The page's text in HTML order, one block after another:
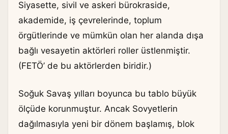
Siyasette, sivil ve askeri bürokraside,
akademide, iş çevrelerinde, toplum
örgütlerinde ve mümkün olan her alanda dışa
bağlı vesayetin aktörleri roller üstlenmiştir.
(FETÖ’ de bu aktörlerden biridir.)
Soğuk Savaş yılları boyunca bu tablo büyük
ölçüde korunmuştur. Ancak Sovyetlerin
dağılmasıyla yeni bir dönem başlamış, blok